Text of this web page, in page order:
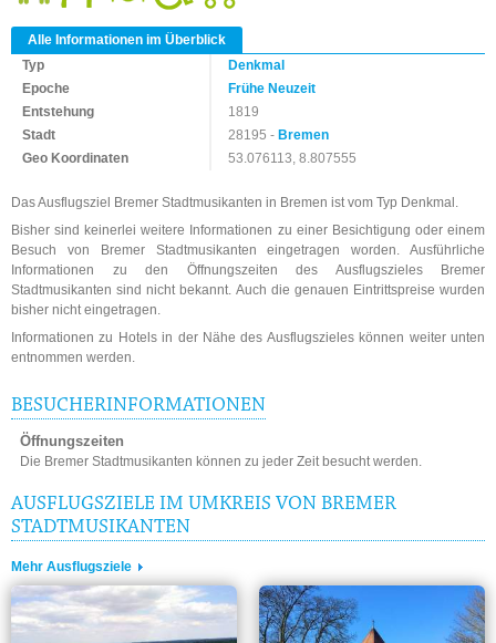
Alle Informationen im Überblick
Typ
Denkmal
Epoche
Frühe Neuzeit
Entstehung
1819
Stadt
28195 -Bremen
Geo Koordinaten
53.076113, 8.807555
Das Ausflugsziel Bremer Stadtmusikanten in Bremen ist vom Typ Denkmal.
Bisher sind keinerlei weitere Informationen zu einer Besichtigung oder einem
Besuch von Bremer Stadtmusikanten eingetragen worden. Ausführliche
Informationen zu den Öffnungszeiten des Ausflugszieles Bremer
Stadtmusikanten sind nicht bekannt. Auch die genauen Eintrittspreise wurden
bisher nicht eingetragen.
Informationen zu Hotels in der Nähe des Ausflugszieles können weiter unten
entnommen werden.
BESUCHERINFORMATIONEN
Öffnungszeiten
Die Bremer Stadtmusikanten können zu jeder Zeit besucht werden.
AUSFLUGSZIELE IM UMKREIS VON BREMER
STADTMUSIKANTEN
Mehr Ausflugsziele